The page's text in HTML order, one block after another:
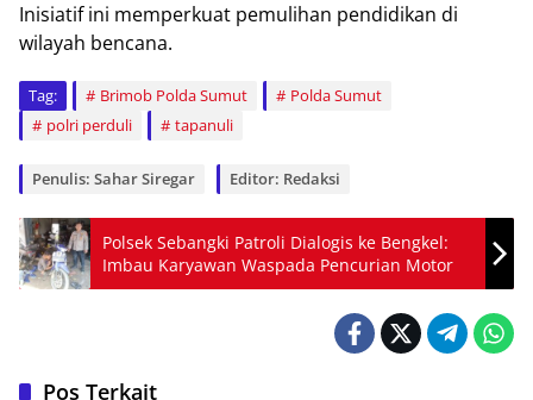
Inisiatif ini memperkuat pemulihan pendidikan di
wilayah bencana.
Tag: Brimob Polda Sumut
Polda Sumut
polri perduli
tapanuli
Penulis: Sahar Siregar Editor: Redaksi
Polsek Sebangki Patroli Dialogis ke Bengkel:
Imbau Karyawan Waspada Pencurian Motor
Pos Terkait